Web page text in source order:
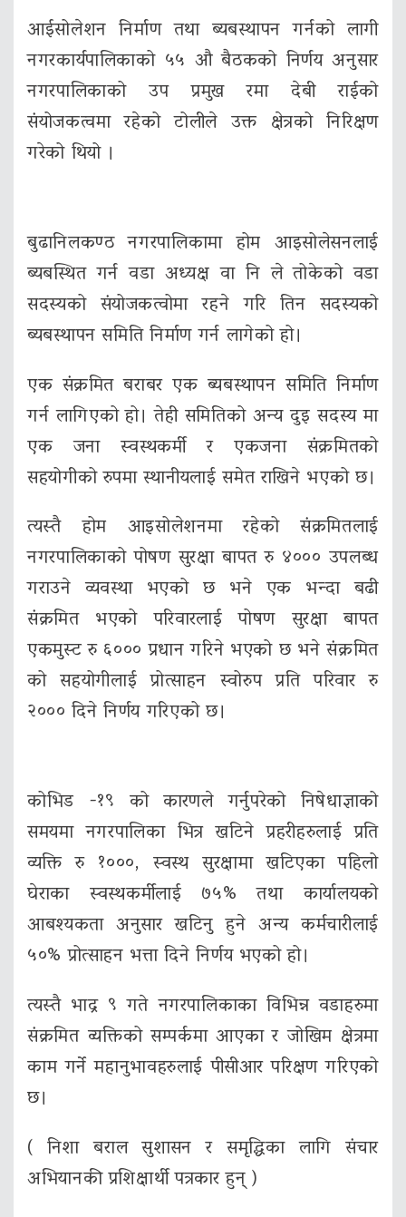
आईसोलेशन निर्माण तथा ब्यबस्थापन गर्नको लागी
नगरकार्यपालिकाको ५५ औ बैठकको निर्णय अनुसार
नगरपालिकाको उप प्रमुख रमा देबी राईको
संयोजकत्वमा रहेको टोलीले उक्त क्षेत्रको निरिक्षण
गरेको थियो ।
बुढानिलकण्ठ नगरपालिकामा होम आइसोलेसनलाई
ब्यबस्थित गर्न वडा अध्यक्ष वा नि ले तोकेको वडा
सदस्यको संयोजकत्वोमा रहने गरि तिन सदस्यको
ब्यबस्थापन समिति निर्माण गर्न लागेको हो।
एक संक्रमित बराबर एक ब्यबस्थापन समिति निर्माण
गर्न लागिएको हो। तेही समितिको अन्य दुइ सदस्य मा
एक जना स्वस्थकर्मी र एकजना संक्रमितको
सहयोगीको रुपमा स्थानीयलाई समेत राखिने भएको छ।
त्यस्तै होम आइसोलेशनमा रहेको संक्रमितलाई
नगरपालिकाको पोषण सुरक्षा बापत रु ४००० उपलब्ध
गराउने व्यवस्था भएको छ भने एक भन्दा बढी
संक्रमित भएको परिवारलाई पोषण सुरक्षा बापत
एकमुस्ट रु ६००० प्रधान गरिने भएको छ भने संक्रमित
को सहयोगीलाई प्रोत्साहन स्वोरुप प्रति परिवार रु
२००० दिने निर्णय गरिएको छ।
कोभिड -१९ को कारणले गर्नुपरेको निषेधाज्ञाको
समयमा नगरपालिका भित्र खटिने प्रहरीहरुलाई प्रति
व्यक्ति रु १०००, स्वस्थ सुरक्षामा खटिएका पहिलो
घेराका स्वस्थकर्मीलाई ७५% तथा कार्यालयको
आबश्यकता अनुसार खटिनु हुने अन्य कर्मचारीलाई
५०% प्रोत्साहन भत्ता दिने निर्णय भएको हो।
त्यस्तै भाद्र ९ गते नगरपालिकाका विभिन्न वडाहरुमा
संक्रमित व्यक्तिको सम्पर्कमा आएका र जोखिम क्षेत्रमा
काम गर्ने महानुभावहरुलाई पीसीआर परिक्षण गरिएको
छ।
( निशा बराल सुशासन र समृद्धिका लागि संचार
अभियानकी प्रशिक्षार्थी पत्रकार हुन् )